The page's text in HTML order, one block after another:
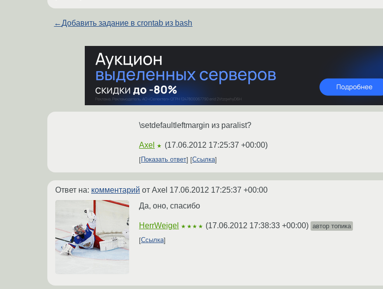
←Добавить задание в crontab из bash
\setdefaultleftmargin из paralist?
Axel ★ (17.06.2012 17:25:37 +00:00)
Показать ответ Ссылка
Ответ на: комментарий от Axel 17.06.2012 17:25:37 +00:00
Да, оно, спасибо
HerrWeigel ★★★★ (17.06.2012 17:38:33 +00:00) автор топика
Ссылка